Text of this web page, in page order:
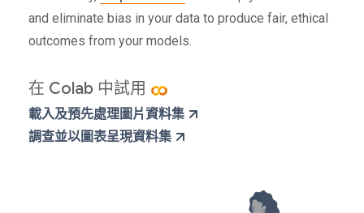
and eliminate bias in your data to produce fair, ethical
outcomes from your models.
在 Colab 中試用
載入及預先處理圖片資料集
調查並以圖表呈現資料集